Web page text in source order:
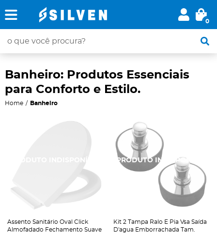
0
Banheiro: Produtos Essenciais
para Conforto e Estilo.
Home Banheiro
Assento Sanitário Oval Click
Almofadado Fechamento Suave
Kit 2 Tampa Ralo E Pia Vsa Saída
D'agua Emborrachada Tam.